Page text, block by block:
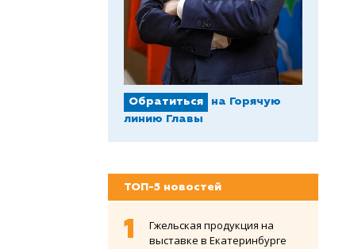
Обратиться
на Горячую
линию Главы
ТОП-5 новостей
Гжельская продукция на
выставке в Екатеринбурге